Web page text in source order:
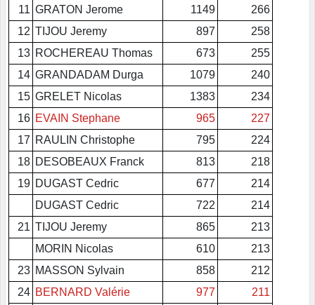
11 GRATON Jerome 1149
266
12 TIJOU Jeremy 897
258
13 ROCHEREAU Thomas 673
255
14 GRANDADAM Durga 1079
240
15 GRELET Nicolas 1383
234
16 EVAIN Stephane 965
227
17 RAULIN Christophe 795
224
18 DESOBEAUX Franck 813
218
19 DUGAST Cedric 677
214
DUGAST Cedric
722
214
21 TIJOU Jeremy 865
213
MORIN Nicolas
610
213
23 MASSON Sylvain 858
212
24 BERNARD Valérie 977
211